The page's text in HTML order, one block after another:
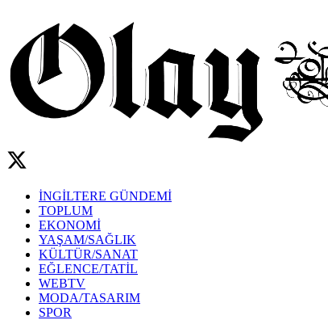
İNGİLTERE GÜNDEMİ
TOPLUM
EKONOMİ
YAŞAM/SAĞLIK
KÜLTÜR/SANAT
EĞLENCE/TATİL
WEBTV
MODA/TASARIM
SPOR